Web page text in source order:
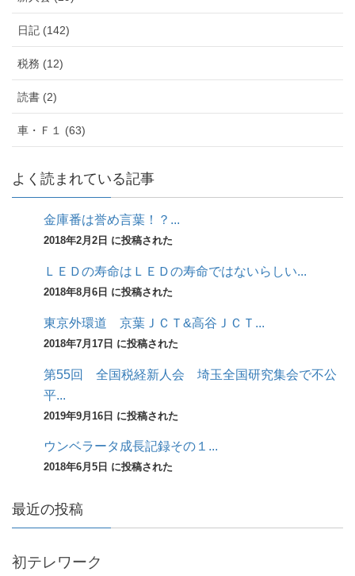
日記 (142)
税務 (12)
読書 (2)
車・Ｆ１ (63)
よく読まれている記事
金庫番は誉め言葉！？...
2018年2月2日 に投稿された
ＬＥＤの寿命はＬＥＤの寿命ではないらしい...
2018年8月6日 に投稿された
東京外環道 京葉ＪＣＴ&高谷ＪＣＴ...
2018年7月17日 に投稿された
第55回 全国税経新人会 埼玉全国研究集会で不公
平...
2019年9月16日 に投稿された
ウンベラータ成長記録その１...
2018年6月5日 に投稿された
最近の投稿
初テレワーク